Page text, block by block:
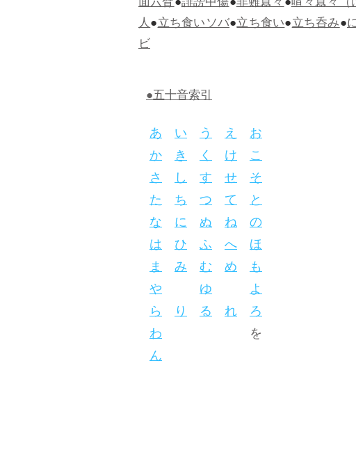
人●立ち食いソバ●立ち食い●立ち呑み●
ビ
●五十音索引
あ い う え お
か き く け こ
さ し す せ そ
た ち つ て と
な に ぬ ね の
は ひ ふ へ ほ
ま み む め も
や
ゆ
よ
ら り る れ ろ
わ を
ん